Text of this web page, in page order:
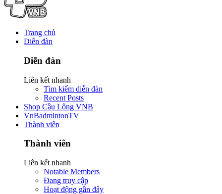
Trang chủ
Diễn đàn
Diễn đàn
Liên kết nhanh
Tìm kiếm diễn đàn
Recent Posts
Shop Cầu Lông VNB
VnBadmintonTV
Thành viên
Thành viên
Liên kết nhanh
Notable Members
Đang truy cập
Hoạt động gần đây